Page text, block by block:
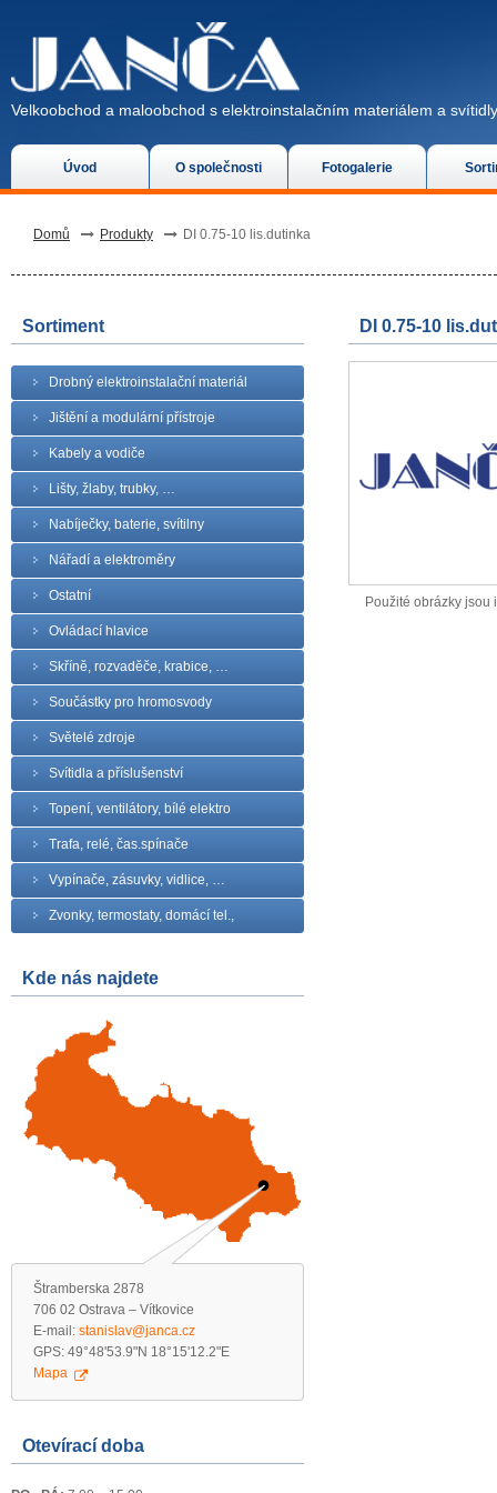
Úvod O společnosti Fotogalerie
Velkoobchod a maloobchod s elektroinstalačním materiálem a
Domů Produkty DI 0.75-10 lis.dutinka
Sortiment
Drobný elektroinstalační materiál
Jištění a modulární přístroje
Kabely a vodiče
Lišty, žlaby, trubky, …
Nabíječky, baterie, svítilny
Nářadí a elektroměry
Ostatní
Ovládací hlavice
Skříně, rozvaděče, krabice, …
Součástky pro hromosvody
Světelé zdroje
Svítidla a příslušenství
Topení, ventilátory, bílé elektro
Trafa, relé, čas.spínače
Vypínače, zásuvky, vidlice, …
Zvonky, termostaty, domácí tel.,
Kde nás najdete
Štramberska 2878
706 02 Ostrava – Vítkovice
E-mail: stanislav@janca.cz
GPS: 49°48'53.9"N 18°15'12.2"E
Mapa
Otevírací doba
DI 0.75-10
Použité obrázky jsou